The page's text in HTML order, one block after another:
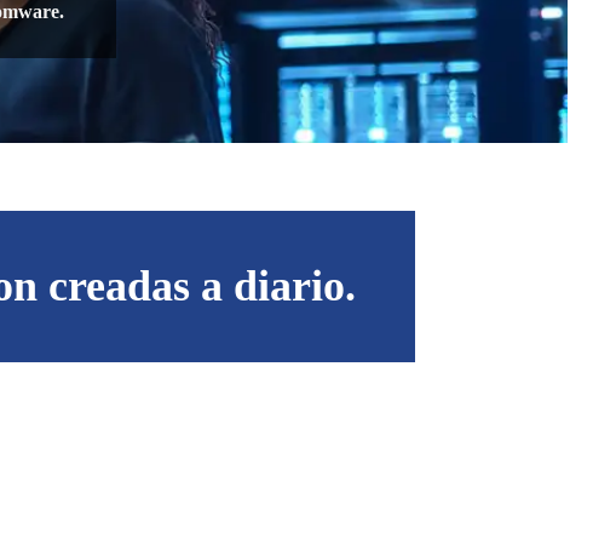
creadas a diario.